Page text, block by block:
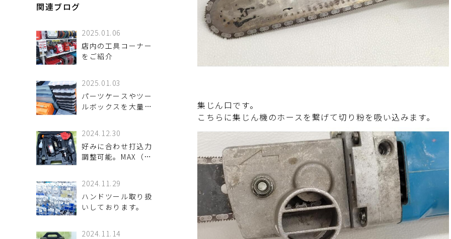
関連ブログ
2025.01.06
店内の工具コーナー
をご紹介
2025.01.03
パーツケースやツー
ルボックスを大量買
2024.12.30
好みに合わせ打込力
調整可能。MAX（マ
きました。
2024.11.29
ハンドツール取り扱
いしております。
2024.11.14
集じん口です。
こちらに集じん機のホースを繋げて切り粉を吸い込みます。